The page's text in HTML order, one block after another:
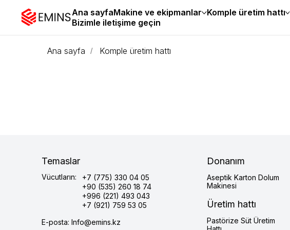
Ana sayfaMakine ve ekipmanlar Komple üretim hattı
Bizimle iletişime geçin
Ana sayfa / Komple üretim hattı
+7 (775) 330 04 05
+90 (535) 260 18 74
+996 (221) 493 043
+7 (921) 759 53 05
Pastörize Süt Üretim
Aseptik Karton Dolum
Makinesi
E-posta: Info@emins.kz
Vücutların:
Üretim hattı
Donanım
Temaslar